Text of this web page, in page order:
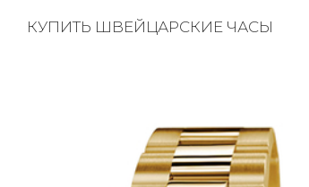
КУПИТЬ ШВЕЙЦАРСКИЕ ЧАСЫ